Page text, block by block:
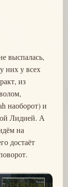
выспалась,
них у всех
из
наоборот) и
Лидией. А
на
достаёт